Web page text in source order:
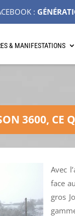
:
& MANIFESTATIONS
3600, CE
Avec
face
gros